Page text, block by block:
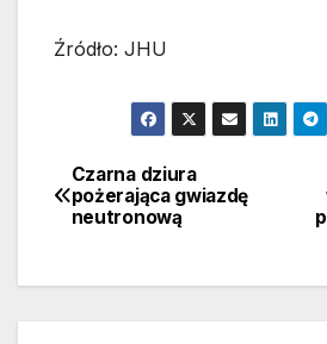
Źródło: JHU
Nawigacja
wpisu
Czarna dziura
pożerająca gwiazdę
neutronową